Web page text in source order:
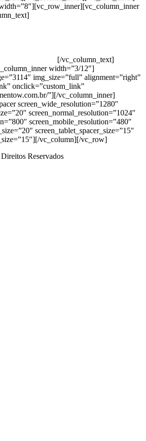
[/vc_column_text]
width=”3/12″]
img_size=”full” alignment=”right”
onclick=”custom_link”
”][/vc_column_inner]
screen_wide_resolution=”1280″
screen_normal_resolution=”1024″
screen_mobile_resolution=”480″
screen_tablet_spacer_size=”15″
vc_column][/vc_row]
Reservados